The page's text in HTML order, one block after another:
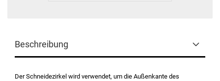
Beschreibung
Der Schneidezirkel wird verwendet, um die Außenkante des